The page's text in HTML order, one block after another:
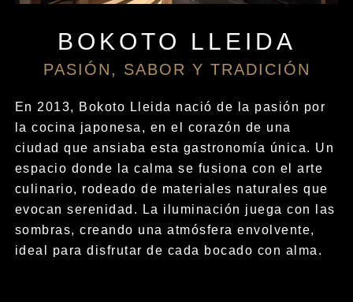
BOKOTO LLEIDA
PASIÓN, SABOR Y TRADICIÓN
En 2013, Bokoto Lleida nació de la pasión por
la cocina japonesa, en el corazón de una
ciudad que ansiaba esta gastronomía única. Un
espacio donde la calma se fusiona con el arte
culinario, rodeado de materiales naturales que
evocan serenidad. La iluminación juega con las
sombras, creando una atmósfera envolvente,
ideal para disfrutar de cada bocado con alma.